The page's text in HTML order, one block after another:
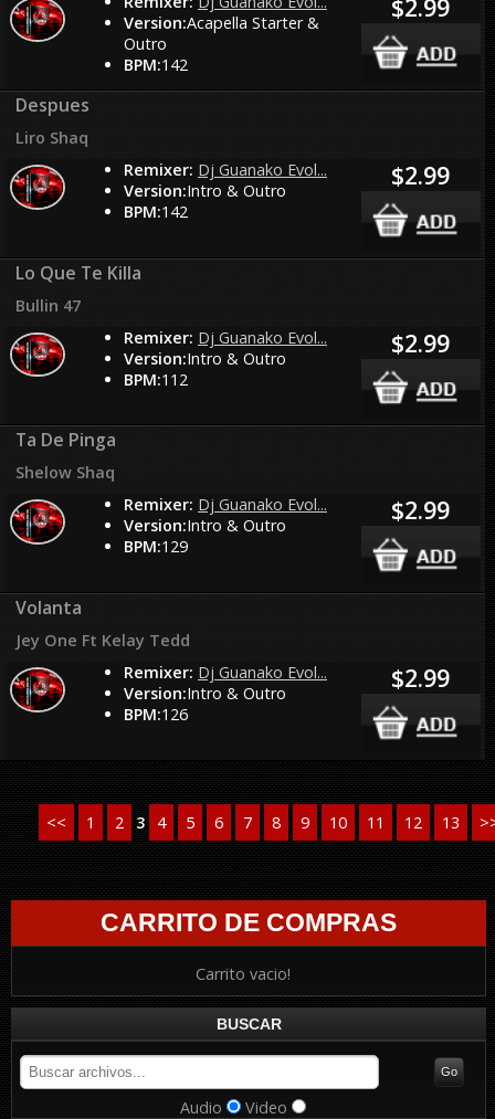
Version:Acapella Starter &
Outro
BPM:142
$2.99
Despues
Liro Shaq
Remixer: Dj Guanako Evol...
Version:Intro & Outro
BPM:142
$2.99
Lo Que Te Killa
Bullin 47
Remixer: Dj Guanako Evol...
Version:Intro & Outro
BPM:112
$2.99
Ta De Pinga
Shelow Shaq
Remixer: Dj Guanako Evol...
Version:Intro & Outro
BPM:129
$2.99
Volanta
Jey One Ft Kelay Tedd
Remixer: Dj Guanako Evol...
Version:Intro & Outro
BPM:126
$2.99
<< 1 2 3 4 5 6 7 8 9 10 11 12 13
CARRITO DE COMPRAS
Carrito vacio!
BUSCAR
Audio Video